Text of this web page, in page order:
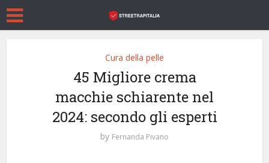
Cura della pelle
45 Migliore crema
macchie schiarente nel
2024: secondo gli esperti
by Fernanda Pivano